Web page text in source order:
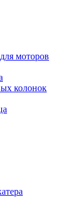
моторов
колонок